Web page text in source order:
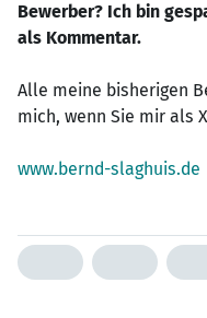
Bewerber? Ich bin
als Kommentar.
Alle meine bisherigen
mich, wenn Sie mir als
www.bernd-slaghuis.de